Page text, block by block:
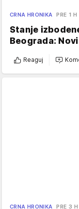
CRNA HRONIKA PRE 1 H
Stanje
Beograda:
Reaguj
CRNA HRONIKA PRE 3 H